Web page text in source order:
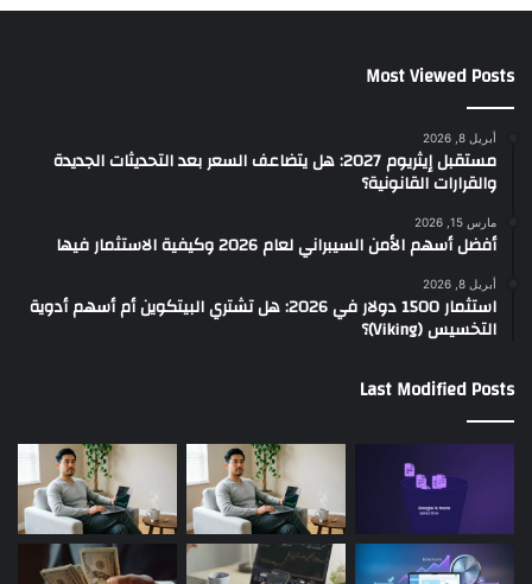
Most Viewed Posts
أبريل 8, 2026
مستقبل إيثريوم 2027: هل يتضاعف السعر بعد التحديثات الجديدة
والقرارات القانونية؟
مارس 15, 2026
أفضل أسهم الأمن السيبراني لعام 2026 وكيفية الاستثمار فيها
أبريل 8, 2026
استثمار 1500 دولار في 2026: هل تشتري البيتكوين أم أسهم أدوية
التخسيس (Viking)؟
Last Modified Posts